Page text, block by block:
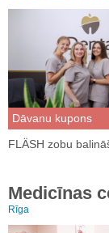
Dāvanu kupons
FLÄSH zobu
Medicīnas
Rīga